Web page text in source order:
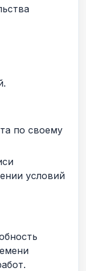
по своему
условий